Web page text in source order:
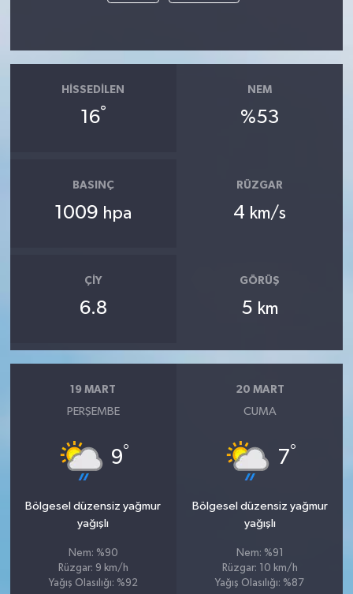
HISSEDILEN
16°
NEM
%53
BASINÇ
1009 hpa
RÜZGAR
4 km/s
ÇIY
6.8
GÖRÜŞ
5 km
19 MART
PERŞEMBE
9°
Bölgesel düzensiz yağmur
yağışlı
Nem: %90
Rüzgar: 9 km/h
Yağış Olasılığı: %92
20 MART
CUMA
7°
Bölgesel düzensiz yağmur
yağışlı
Nem: %91
Rüzgar: 10 km/h
Yağış Olasılığı: %87